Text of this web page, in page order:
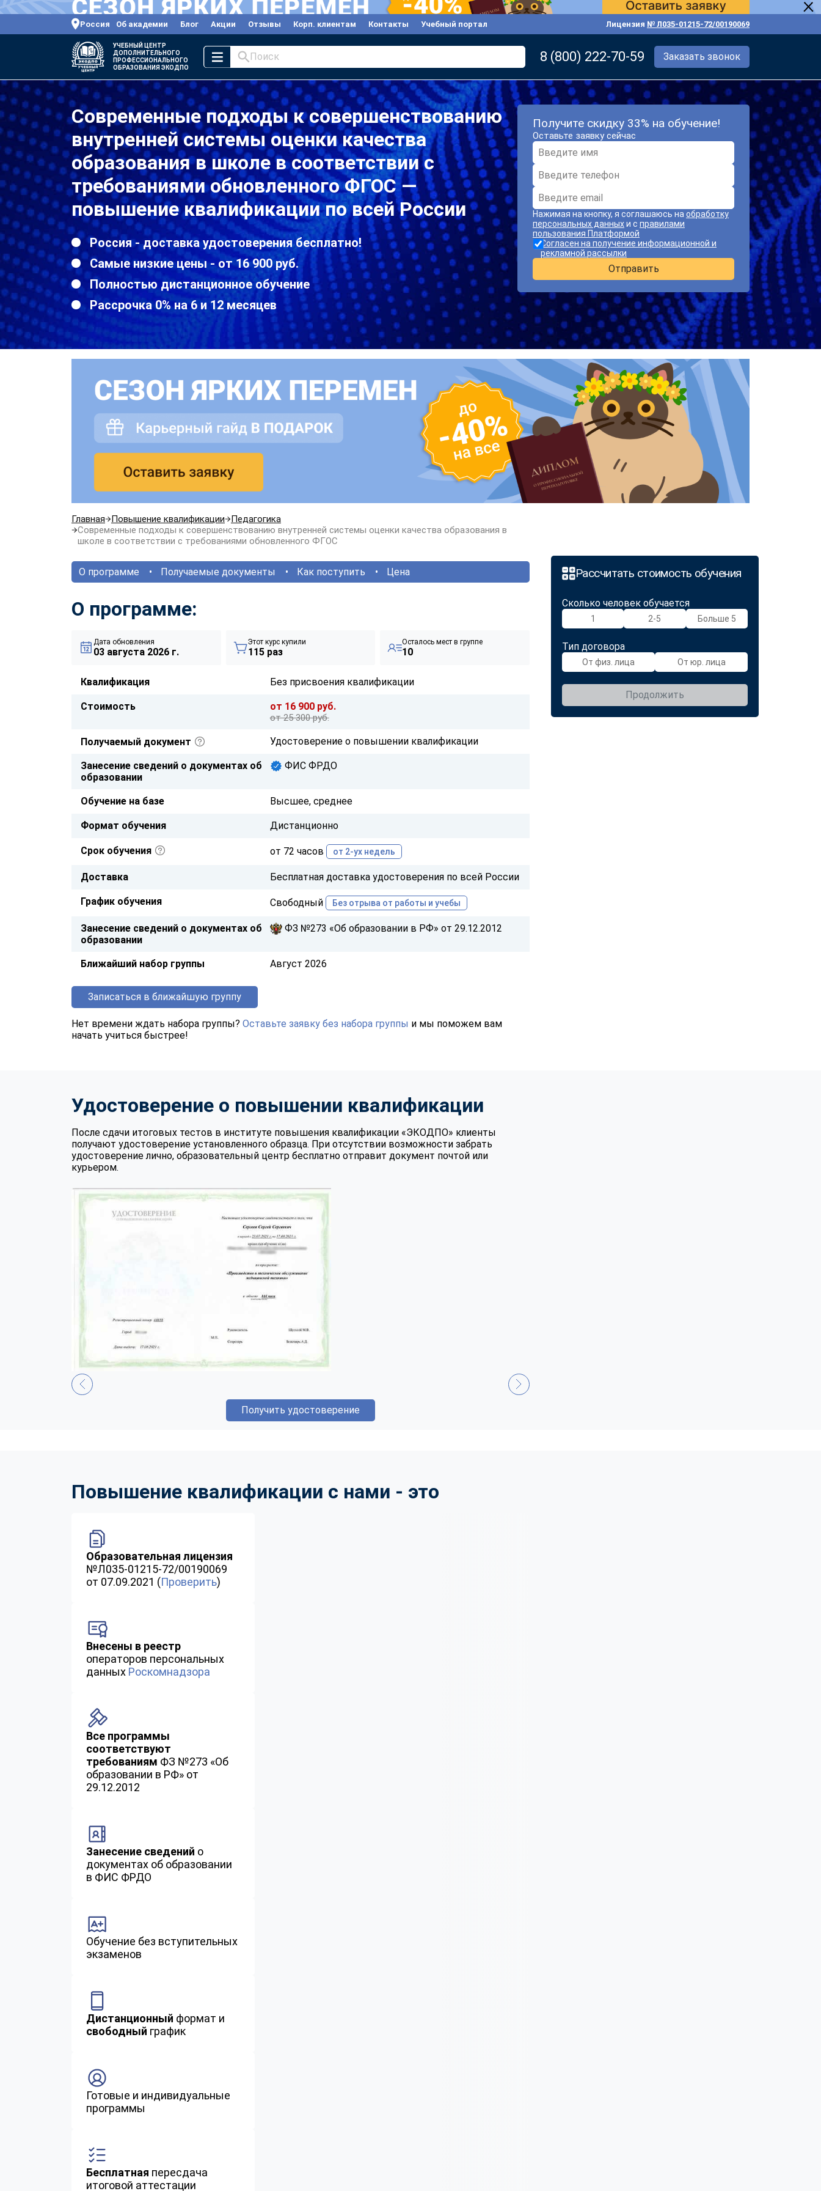
Россия Об академии Блог Акции Отзывы Корп. клиентам Контакты Учебный портал Лицензия № Л035-01215-72/00190069
УЧЕБНЫЙ ЦЕНТР
ДОПОЛНИТЕЛЬНОГО
ПРОФЕССИОНАЛЬНОГО
ОБРАЗОВАНИЯ ЭКОДПО
Поиск 8 (800) 222-70-59 Заказать звонок
Современные подходы к совершенствованию
внутренней системы оценки качества
образования в школе в соответствии с
требованиями обновленного ФГОС —
повышение квалификации по всей России
Россия - доставка удостоверения бесплатно!
Самые низкие цены - от 16 900 руб.
Полностью дистанционное обучение
Рассрочка 0% на 6 и 12 месяцев
Получите скидку 33% на обучение!
Оставьте заявку сейчас
Нажимая на кнопку, я соглашаюсь на обработку
персональных данныхи с правилами
пользования Платформой
Согласен на получение информационной и
рекламной рассылки
Отправить
Главная Повышение квалификации
Педагогика
Современные подходы к совершенствованию внутренней системы оценки качества образования в
школе в соответствии с требованиями обновленного ФГОС
Рассчитать стоимость обучения
Сколько человек обучается
1 2-5 Больше 5
Тип договора
От физ. лица От юр. лица
Продолжить
О программе Получаемые документы Как поступить Цена
О программе:
Дата обновления
03 августа 2026 г.
Этот курс купили
115 раз
Осталось мест в группе
10
Квалификация Без присвоения квалификации
Стоимость от 16 900 руб.
от 25 300 руб.
Получаемый документ Удостоверение о повышении квалификации
Занесение сведений о документах об
образовании
ФИС ФРДО
Обучение на базе Высшее, среднее
Формат обучения Дистанционно
Срок обучения от 72 часов от 2-ух недель
Доставка Бесплатная доставка удостоверения по всей России
График обучения Свободный Без отрыва от работы и учебы
Занесение сведений о документах об
образовании
ФЗ №273 «Об образовании в РФ» от 29.12.2012
Ближайший набор группы Август 2026
Записаться в ближайшую группу
Нет времени ждать набора группы? Оставьте заявку без набора группы и мы поможем вам
начать учиться быстрее!
Удостоверение о повышении квалификации
После сдачи итоговых тестов в институте повышения квалификации «ЭКОДПО» клиенты
получают удостоверение установленного образца. При отсутствии возможности забрать
удостоверение лично, образовательный центр бесплатно отправит документ почтой или
курьером.
Получить удостоверение
Повышение квалификации с нами - это
Образовательная лицензия
№Л035-01215-72/00190069
от 07.09.2021 (Проверить)
Внесены в реестр
операторов персональных
данных Роскомнадзора
Все программы
соответствуют
требованиям ФЗ №273 «Об
образовании в РФ» от
29.12.2012
Занесение сведений о
документах об образовании
в ФИС ФРДО
Обучение без вступительных
экзаменов
Дистанционный формат и
свободный график
Готовые и индивидуальные
программы
Бесплатная пересдача
итоговой аттестации